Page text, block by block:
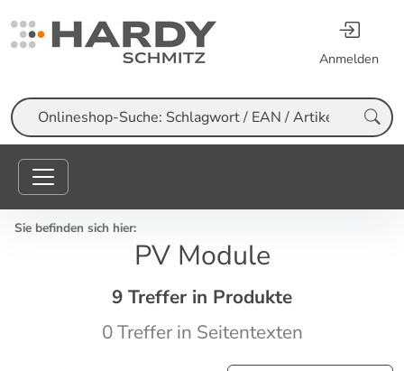
Anmelden
Suche
Sie befinden sich hier:
PV Module
9 Treffer in Produkte
0 Treffer in Seitentexten